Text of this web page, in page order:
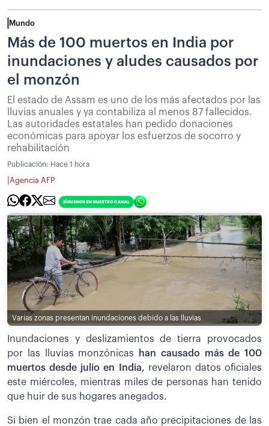
Mundo
Más de 100 muertos en India por
inundaciones y aludes causados por
el monzón
El estado de Assam es uno de los más afectados por las
lluvias anuales y ya contabiliza al menos 87 fallecidos.
Las autoridades estatales han pedido donaciones
económicas para apoyar los esfuerzos de socorro y
rehabilitación
Publicación: Hace 1 hora
Agencia AFP
Varias zonas presentan inundaciones debido a las lluvias
Inundaciones y deslizamientos de tierra provocados
por las lluvias monzónicas han causado más de 100
muertos desde julio en India, revelaron datos oficiales
este miércoles, mientras miles de personas han tenido
que huir de sus hogares anegados.
Si bien el monzón trae cada año precipitaciones de las